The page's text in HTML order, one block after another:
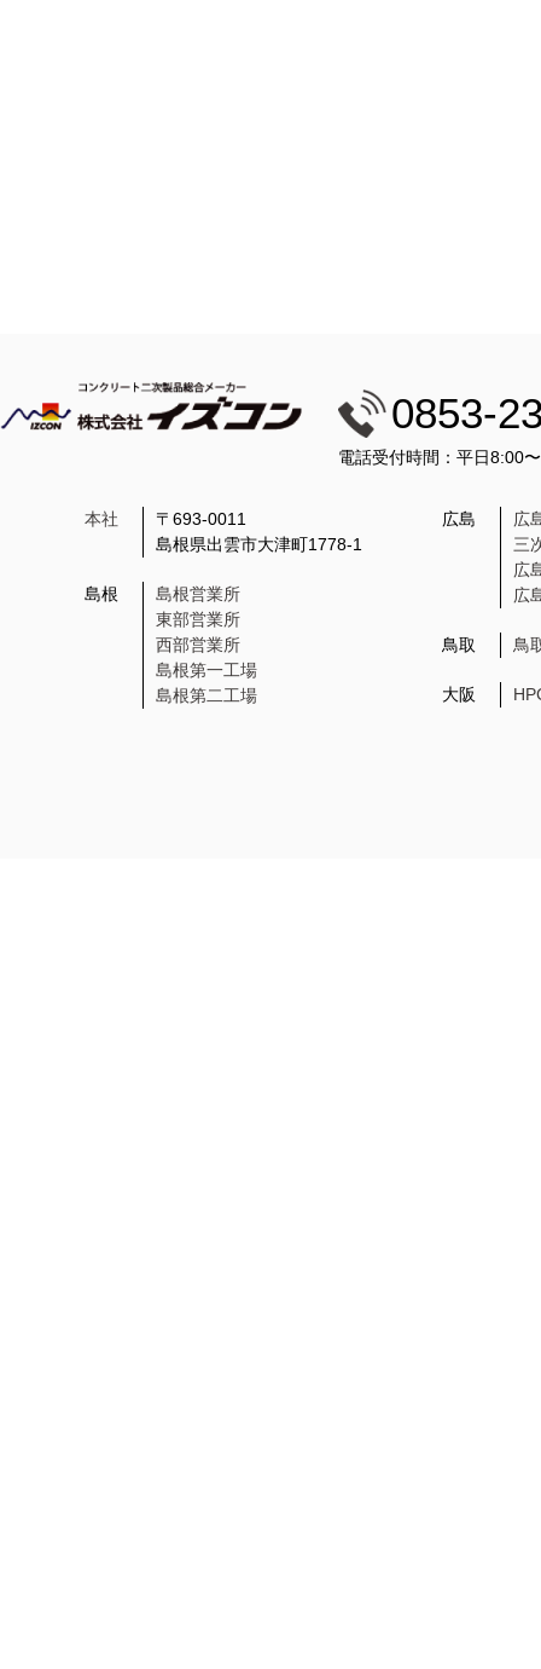
0853-
電話受付時間：平日8:00
本社
〒693-0011
島根県出雲市大津町1778-1
島根
島根営業所
東部営業所
西部営業所
島根第一工場
島根第二工場
広島
広
三
広
広
鳥取 鳥
大阪